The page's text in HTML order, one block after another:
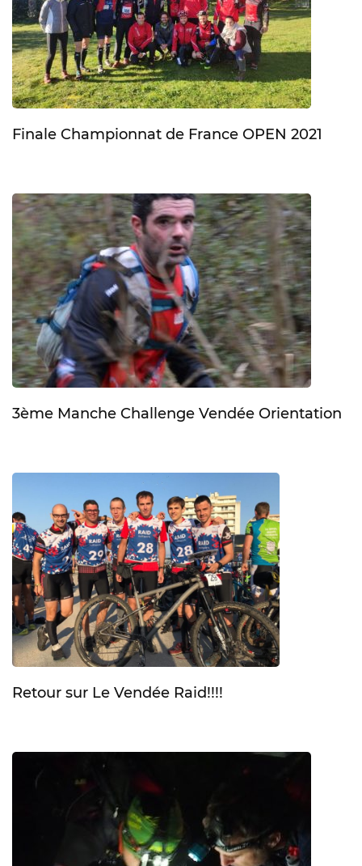
Finale Championnat de France OPEN 2021
3ème Manche Challenge Vendée Orientation
Retour sur Le Vendée Raid!!!!